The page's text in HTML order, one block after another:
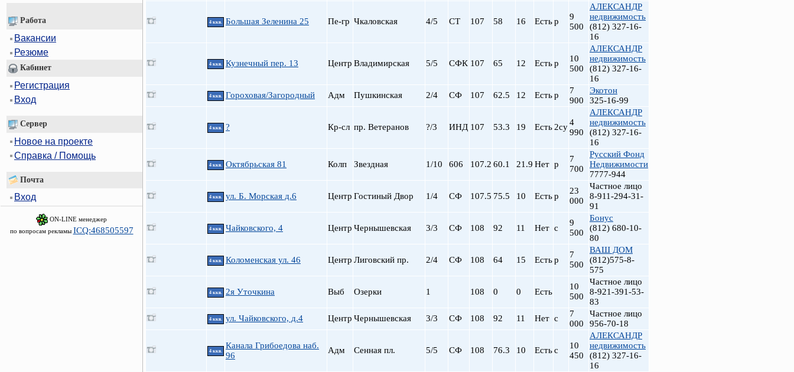
Работа
Вакансии
Резюме
Кабинет
Регистрация
Вход
Сервер
Новое на проекте
Справка / Помощь
Почта
Вход
ON-LINE менеджер
по вопросам рекламы ICQ:468505597
4 ккв. Большая Зеленина 25 Пе-гр Чкаловская 4/5 СТ 107 58 16 Естьр
9
500
АЛЕКСАНДР
недвижимость
(812) 327-16-
16
4 ккв. Кузнечный пер. 13 Центр Владимирская 5/5 СФК 107 65 12 Естьр
10
500
АЛЕКСАНДР
недвижимость
(812) 327-16-
16
4 ккв. Гороховая/Загородный Адм Пушкинская 2/4 СФ 107 62.5 12 Естьр
7
900
Экотон
325-16-99
4 ккв. ? Кр-сл пр. Ветеранов ?/3 ИНД 107 53.3 19 Есть 2су4
990
АЛЕКСАНДР
недвижимость
(812) 327-16-
16
4 ккв. Октябрьская 81 Колп Звездная 1/10 606 107.2 60.1 21.9 Нет р
7
700
Русский Фонд
Недвижимости
7777-944
4 ккв. ул. Б. Морская д.6 Центр Гостиный Двор 1/4 СФ 107.5 75.5 10 Естьр
23
000
Частное лицо
8-911-294-31-
91
4 ккв. Чайковского, 4 Центр Чернышевская 3/3 СФ 108 92 11 Нет с
9
500
Бонус
(812) 680-10-
80
4 ккв. Коломенская ул. 46 Центр Лиговский пр. 2/4 СФ 108 64 15 Естьр
7
500
ВАШ ДОМ
(812)575-8-
575
4 ккв. 2я Уточкина Выб Озерки 1 108 0 0 Есть
10
500
Частное лицо
8-921-391-53-
83
4 ккв. ул. Чайковского, д.4 Центр Чернышевская 3/3 СФ 108 92 11 Нет с
7
000
Частное лицо
956-70-18
4 ккв.
Канала Грибоедова наб.
96
Адм Сенная пл. 5/5 СФ 108 76.3 10 Естьс
10
450
АЛЕКСАНДР
недвижимость
(812) 327-16-
16